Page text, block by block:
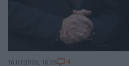
16.07.2026, 16:26 4